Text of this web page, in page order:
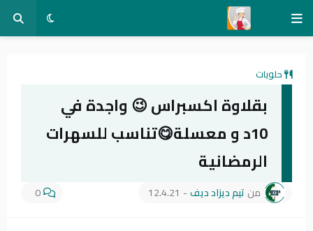
حلويات
بقلاوة اكسبراس 😉 واجدة في
10د و معسلة😋تناسب للسهرات
الرمضانية
من تيم ديزاد ديف-
12.4.21
0